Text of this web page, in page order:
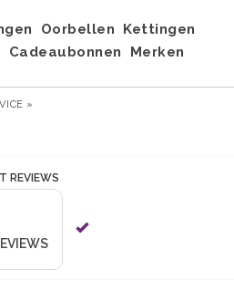
Oorbellen
Kettingen
Cadeaubonnen
Merken
»
REVIEWS